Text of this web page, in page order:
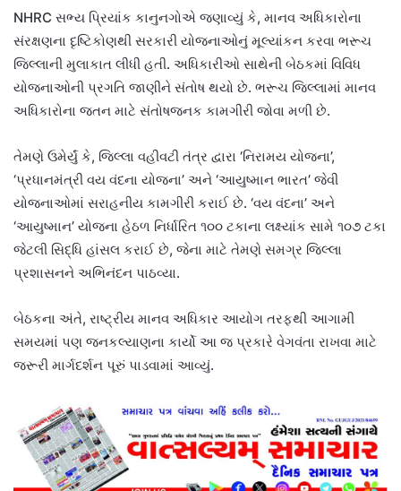
NHRC સભ્ય પ્રિયાંક કાનુનગોએ જણાવ્યું કે, માનવ અધિકારોના
સંરક્ષણના દૃષ્ટિકોણથી સરકારી યોજનાઓનું મૂલ્યાંકન કરવા ભરૂચ
જિલ્લાની મુલાકાત લીધી હતી. અધિકારીઓ સાથેની બેઠકમાં વિવિધ
યોજનાઓની પ્રગતિ જાણીને સંતોષ થયો છે. ભરૂચ જિલ્લામાં માનવ
અધિકારોના જતન માટે સંતોષજનક કામગીરી જોવા મળી છે.
તેમણે ઉમેર્યું કે, જિલ્લા વહીવટી તંત્ર દ્વારા ‘નિરામય યોજના’,
‘પ્રધાનમંત્રી વય વંદના યોજના’ અને ‘આયુષ્માન ભારત’ જેવી
યોજનાઓમાં સરાહનીય કામગીરી કરાઈ છે. ‘વય વંદના’ અને
‘આયુષ્માન’ યોજના હેઠળ નિર્ધારિત ૧૦૦ ટકાના લક્ષ્યાંક સામે ૧૦૭ ટકા
જેટલી સિદ્ધિ હાંસલ કરાઈ છે, જેના માટે તેમણે સમગ્ર જિલ્લા
પ્રશાસનને અભિનંદન પાઠવ્યા.
બેઠકના અંતે, રાષ્ટ્રીય માનવ અધિકાર આયોગ તરફથી આગામી
સમયમાં પણ જનકલ્યાણના કાર્યો આ જ પ્રકારે વેગવંતા રાખવા માટે
જરૂરી માર્ગદર્શન પૂરું પાડવામાં આવ્યું.